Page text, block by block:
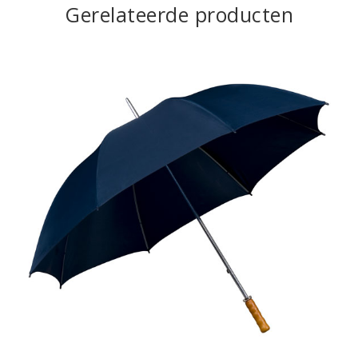
Gerelateerde producten